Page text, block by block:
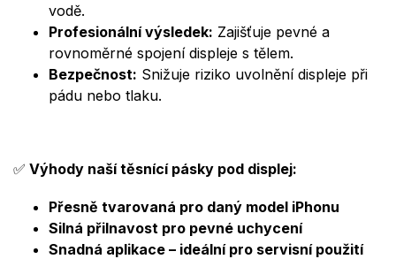
vodě.
Profesionální výsledek: Zajišťuje pevné a
rovnoměrné spojení displeje s tělem.
Bezpečnost: Snižuje riziko uvolnění displeje při
pádu nebo tlaku.
✅ Výhody naší těsnící pásky pod displej:
Přesně tvarovaná pro daný model iPhonu
Silná přilnavost pro pevné uchycení
Snadná aplikace – ideální pro servisní použití